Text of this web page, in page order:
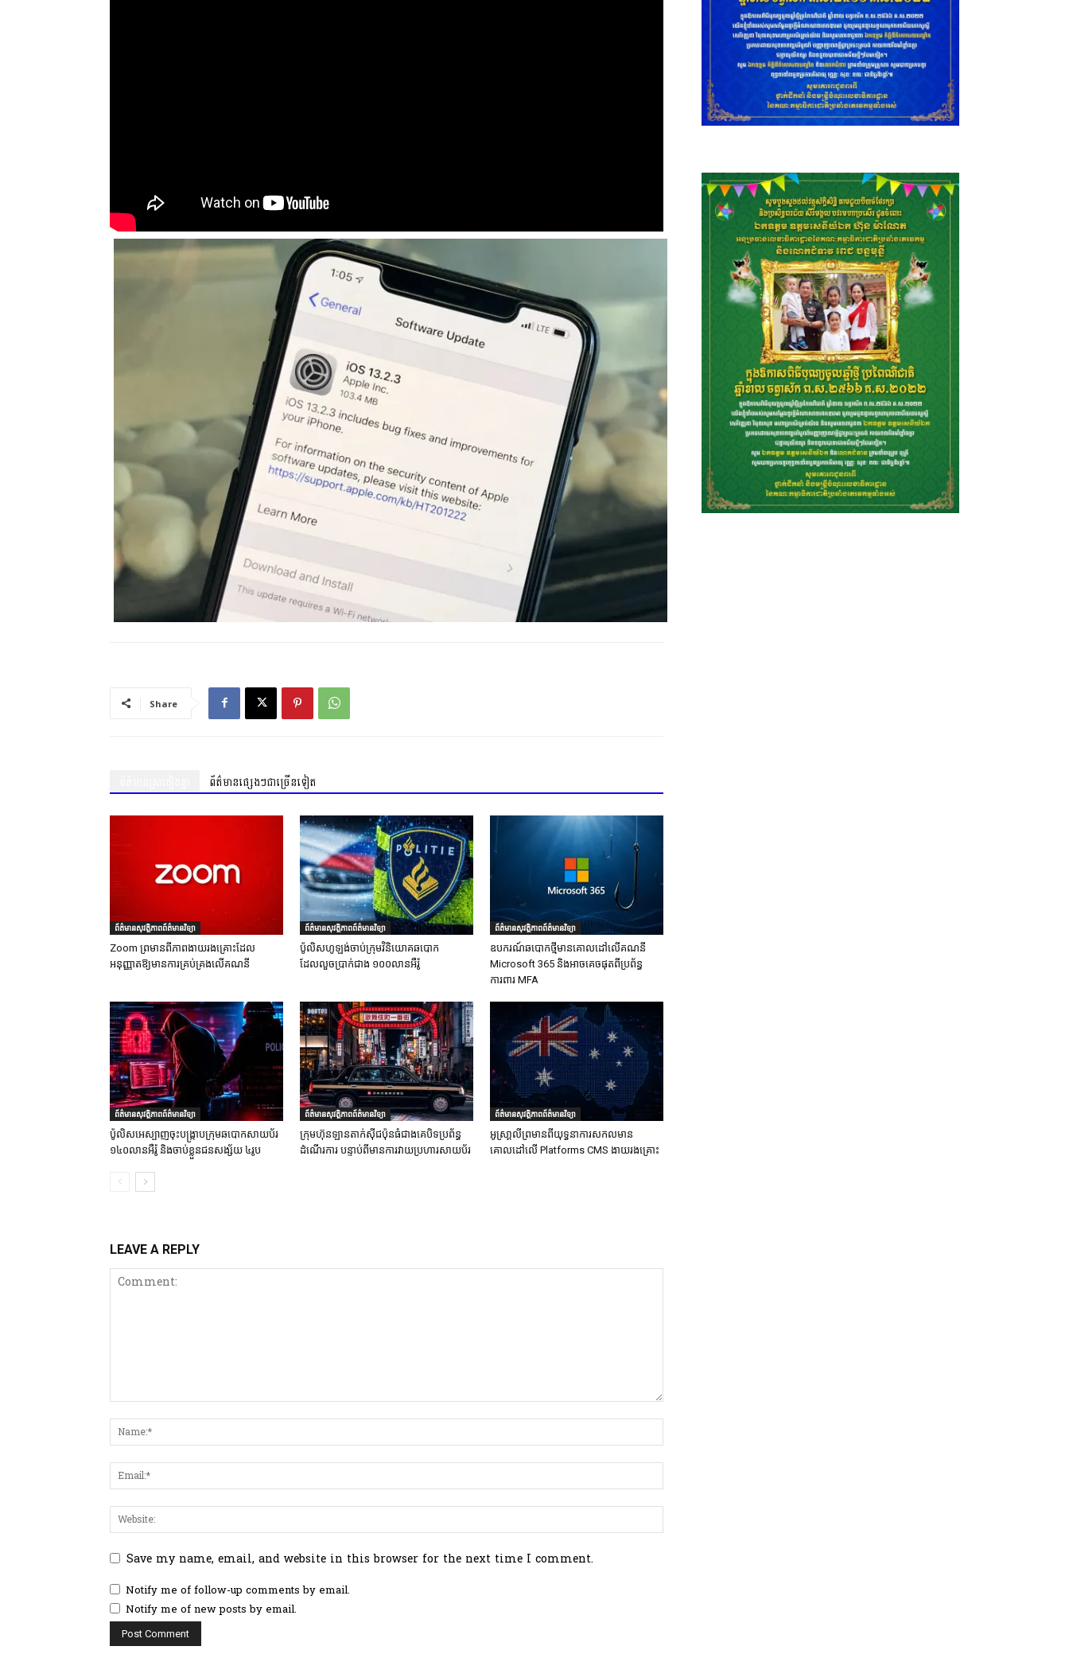
Share
ព័ត៌មានផ្សេងៗជាច្រើនទៀត
ព័ត៌មានសុវត្ថិភាពព័ត៌មានវិទ្យា
Zoom ព្រមានពីភាពងាយរងគ្រោះដែល
អនុញ្ញាតឱ្យមានការគ្រប់គ្រងលើគណនី
ព័ត៌មានសុវត្ថិភាពព័ត៌មានវិទ្យា
ប៉ូលិសហូឡង់ចាប់ក្រុមវិនិយោគឆបោក
ដែលលួចប្រាក់ជាង ១០០លានអឺរ៉ូ
ព័ត៌មានសុវត្ថិភាពព័ត៌មានវិទ្យា
ឧបករណ៍ឆបោកថ្មីមានគោលដៅលើគណនី
Microsoft 365 និងអាចគេចផុតពីប្រព័ន្ធ
ការពារ MFA
ព័ត៌មានសុវត្ថិភាពព័ត៌មានវិទ្យា
ប៉ូលិសអេស្បាញចុះបង្រ្កាបក្រុមឆបោកសាយប័រ
១៤០លានអឺរ៉ូ និងចាប់ខ្លួនជនសង្ស័យ ៤រូប
ព័ត៌មានសុវត្ថិភាពព័ត៌មានវិទ្យា
ក្រុមហ៊ុនឡានតាក់ស៊ីជប៉ុនធំជាងគេបិទប្រព័ន្ធ
ដំណើរការ បន្ទាប់ពីមានការវាយប្រហារសាយប័រ
ព័ត៌មានសុវត្ថិភាពព័ត៌មានវិទ្យា
អូស្រា្តលីព្រមានពីយុទ្ធនាការសកលមាន
គោលដៅលើ Platforms CMS ងាយរងគ្រោះ
LEAVE A REPLY
Save my name, email, and website in this browser for the next time I comment.
Notify me of follow-up comments by email.
Notify me of new posts by email.